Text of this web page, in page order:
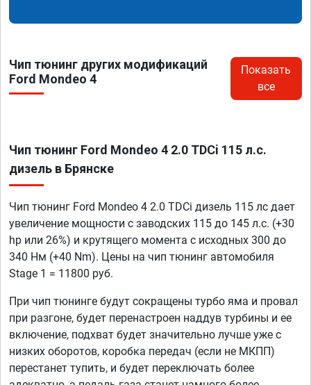
Чип тюнинг других модификаций
Ford Mondeo 4
Показать
все
Чип тюнинг Ford Mondeo 4 2.0 TDCi 115 л.с.
дизель в Брянске
Чип тюнинг Ford Mondeo 4 2.0 TDCi дизель 115 лс дает
увеличение мощности с заводских 115 до 145 л.с. (+30
hp или 26%) и крутящего момента с исходных 300 до
340 Нм (+40 Nm). Цены на чип тюнинг автомобиля
Stage 1 = 11800 руб.
При чип тюнинге будут сокращены турбо яма и провал
при разгоне, будет перенастроен наддув турбины и ее
включение, подхват будет значительно лучше уже с
низких оборотов, коробка передач (если не МКПП)
перестанет тупить, и будет переключать более